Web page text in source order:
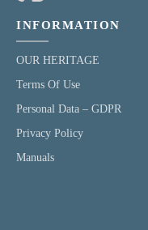
INFORMATION
OUR HERITAGE
Terms Of Use
Personal Data – GDPR
Privacy Policy
Manuals